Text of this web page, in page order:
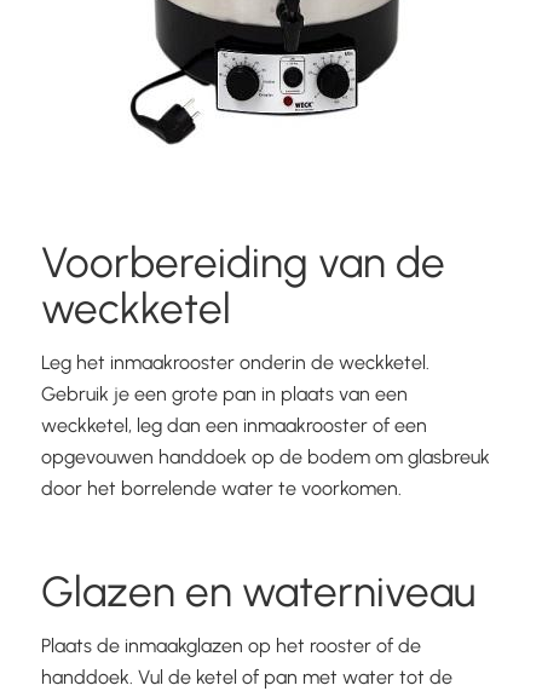
Voorbereiding van de
weckketel
Leg het inmaakrooster onderin de weckketel.
Gebruik je een grote pan in plaats van een
weckketel, leg dan een inmaakrooster of een
opgevouwen handdoek op de bodem om glasbreuk
door het borrelende water te voorkomen.
Glazen en waterniveau
Plaats de inmaakglazen op het rooster of de
handdoek. Vul de ketel of pan met water tot de